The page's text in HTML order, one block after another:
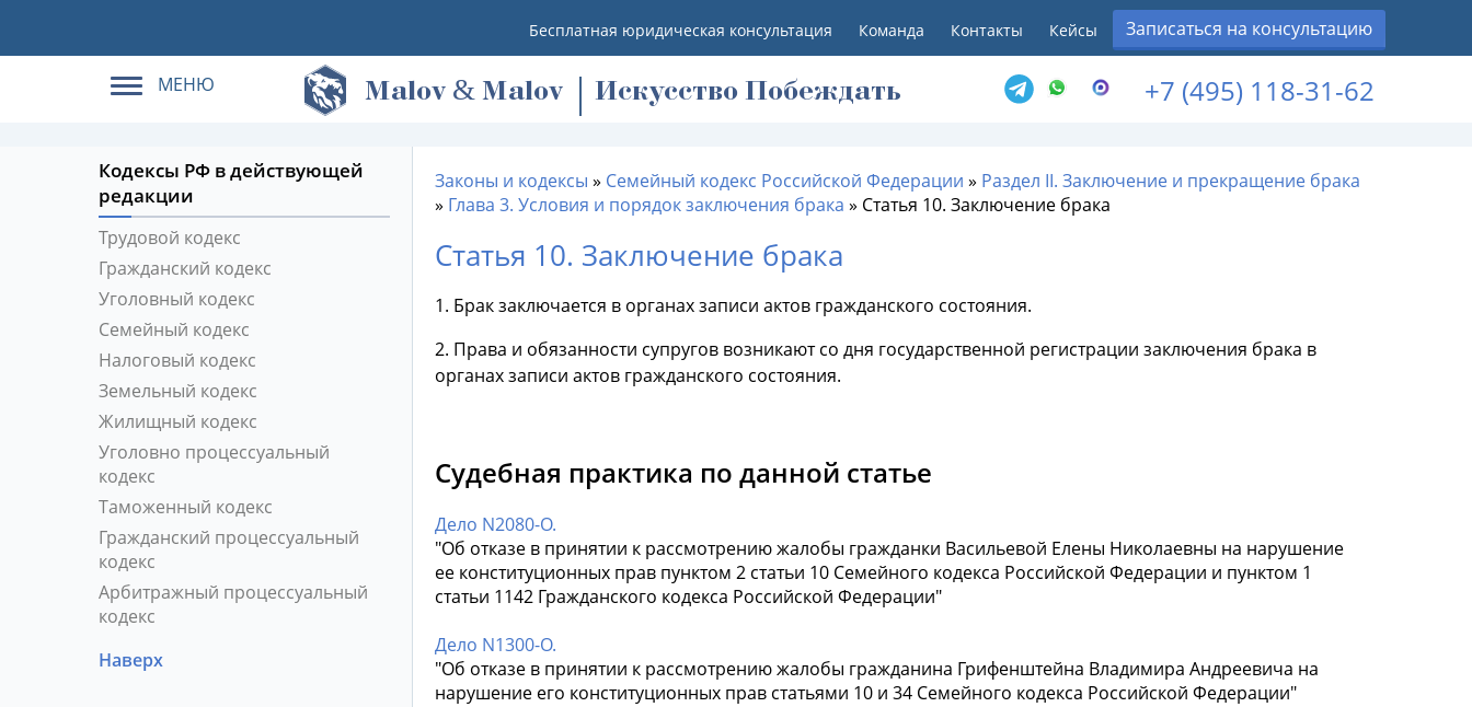
Бесплатная юридическая консультация Команда Контакты Кейсы Записаться на консультацию
МЕНЮ Malov & Malov Искусство Побеждать +7 (495) 118-31-62
Кодексы РФ в действующей
редакции
Трудовой кодекс
Гражданский кодекс
Уголовный кодекс
Семейный кодекс
Налоговый кодекс
Земельный кодекс
Жилищный кодекс
Уголовно процессуальный
кодекс
Таможенный кодекс
Гражданский процессуальный
кодекс
Арбитражный процессуальный
кодекс
Наверх
Законы и кодексы » Семейный кодекс Российской Федерации » Раздел II. Заключение и прекращение брака
» Глава 3. Условия и порядок заключения брака » Статья 10. Заключение брака
Статья 10. Заключение брака
1. Брак заключается в органах записи актов гражданского состояния.
2. Права и обязанности супругов возникают со дня государственной регистрации заключения брака в
органах записи актов гражданского состояния.
Судебная практика по данной статье
Дело N2080-О.
"Об отказе в принятии к рассмотрению жалобы гражданки Васильевой Елены Николаевны на нарушение
ее конституционных прав пунктом 2 статьи 10 Семейного кодекса Российской Федерации и пунктом 1
статьи 1142 Гражданского кодекса Российской Федерации"
Дело N1300-О.
"Об отказе в принятии к рассмотрению жалобы гражданина Грифенштейна Владимира Андреевича на
нарушение его конституционных прав статьями 10 и 34 Семейного кодекса Российской Федерации"